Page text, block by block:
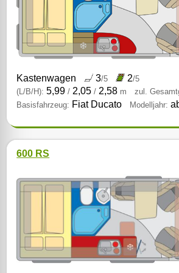
Kastenwagen 3/5 2/5
(L/B/H): 5,99/ 2,05/ 2,58 m zul.
Basisfahrzeug: Fiat Ducato Modelljahr:
600 RS